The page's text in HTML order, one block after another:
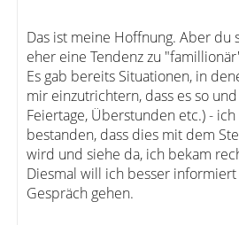
Das ist meine Hoffnung. Aber du
eher eine Tendenz zu
Es gab bereits Situationen, in
mir einzutrichtern, dass es so
Feiertage, Überstunden etc.) -
bestanden, dass dies mit dem
wird und siehe da, ich bekam
Diesmal will ich besser
Gespräch gehen.